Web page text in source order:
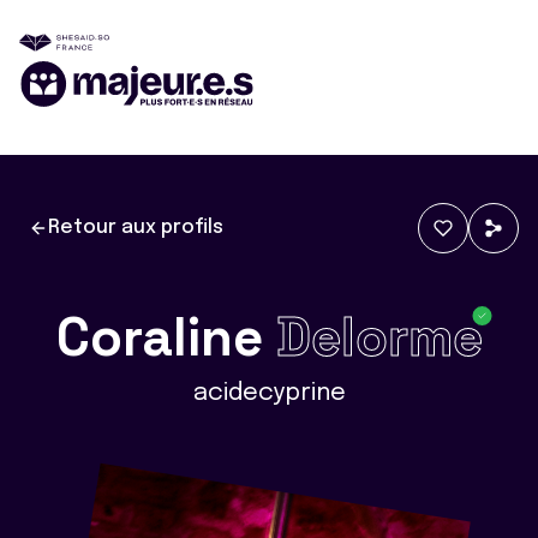
Retour aux profils
Coraline Delorme
acidecyprine